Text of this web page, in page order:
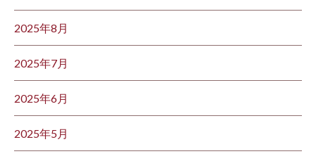
2025年8月
2025年7月
2025年6月
2025年5月